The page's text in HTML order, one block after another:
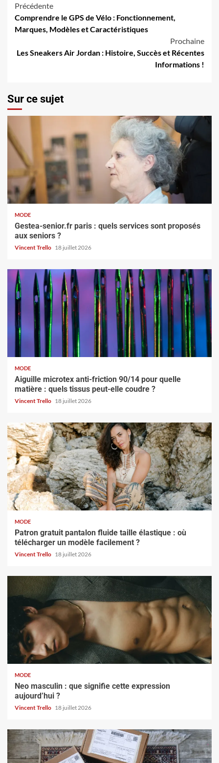
Navigation
d’article
Précédente
Comprendre le GPS de Vélo : Fonctionnement,
Marques, Modèles et Caractéristiques
Prochaine
Les Sneakers Air Jordan : Histoire, Succès et Récentes
Informations !
Sur ce sujet
MODE
Gestea-senior.fr paris : quels services sont proposés
aux seniors ?
Vincent Trello 18 juillet 2026
MODE
Aiguille microtex anti-friction 90/14 pour quelle
matière : quels tissus peut-elle coudre ?
Vincent Trello 18 juillet 2026
MODE
Patron gratuit pantalon fluide taille élastique : où
télécharger un modèle facilement ?
Vincent Trello 18 juillet 2026
MODE
Neo masculin : que signifie cette expression
aujourd’hui ?
Vincent Trello 18 juillet 2026